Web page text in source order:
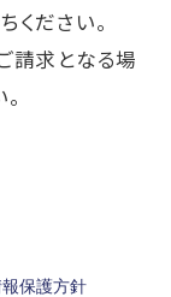
ださい。
請求となる場
保護方針